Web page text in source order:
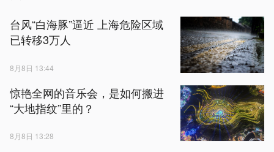
台风“白海豚”逼近 上海危险区域
已转移3万人
8月8日 13:44
惊艳全网的音乐会，是如何搬进
“大地指纹”里的？
8月8日 13:28